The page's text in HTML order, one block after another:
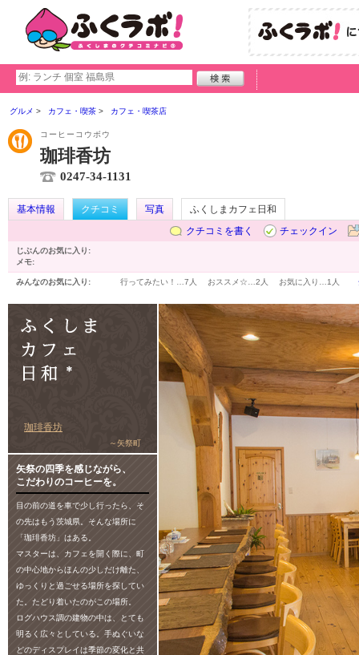
グルメ カフェ・喫茶 カフェ・喫茶店
コーヒーコウボウ
珈琲香坊
0247-34-1131
基本情報 クチコミ 写真
ふくしまカフェ日和
クチコミを書く
チェックイン
じぶんのお気に入り:
メモ:
みんなのお気に入り: 行ってみたい！… 7人 おススメ☆… 2人 お気に入り… 1人
珈琲香坊
～矢祭町
矢祭の四季を感じながら、
こだわりのコーヒーを。
目の前の道を車で少し行ったら、そ
の先はもう茨城県。そんな場所に
「珈琲香坊」はある。
マスターは、カフェを開く際に、町
の中心地からほんの少しだけ離た、
ゆっくりと過ごせる場所を探してい
た。たどり着いたのがこの場所。
ログハウス調の建物の中は、とても
明るく広々としている。手ぬぐいな
どのディスプレイは季節の変化と共